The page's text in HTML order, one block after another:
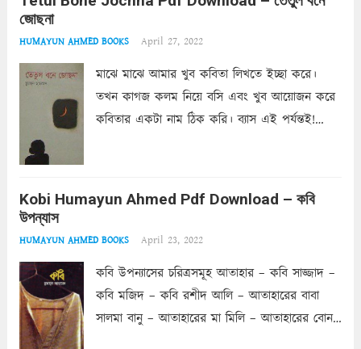
জোছনা
HUMAYUN AHMED BOOKS April 27, 2022
মাঝে মাঝে আমার খুব কবিতা লিখতে ইচ্ছা করে।
তখন কাগজ কলম নিয়ে বসি এবং খুব আয়োজন করে
কবিতার একটা নাম ঠিক করি। ব্যাস এই পর্যন্তই!
Kobi Humayun Ahmed Pdf Download – কবি
উপন্যাস
HUMAYUN AHMED BOOKS April 23, 2022
কবি উপন্যাসের চরিত্রসমূহ আতাহার – কবি সাজ্জাদ –
কবি মজিদ – কবি রশীদ আলি – আতাহারের বাবা
সালমা বানু – আতাহারের মা মিলি – আতাহারের বোন